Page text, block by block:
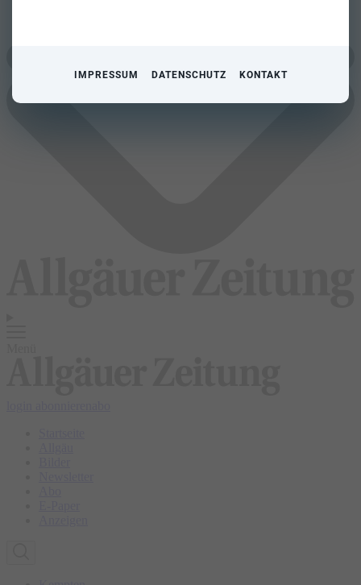
IMPRESSUM DATENSCHUTZ KONTAKT